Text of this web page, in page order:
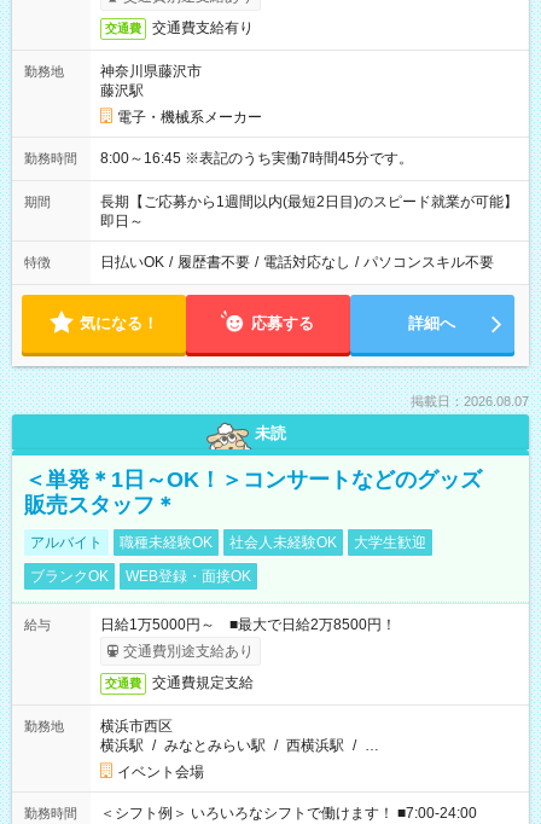
交通費 交通費支給有り
勤務地
神奈川県藤沢市
藤沢駅
電子・機械系メーカー
勤務時間 8:00～16:45 ※表記のうち実働7時間45分です。
期間
長期【ご応募から1週間以内(最短2日目)のスピード就業が可能】
即日～
特徴 日払いOK / 履歴書不要 / 電話対応なし / パソコンスキル不要
気になる！ 応募する 詳細へ
掲載日：2026.08.07
未読
＜単発＊1日～OK！＞コンサートなどのグッズ
販売スタッフ＊
アルバイト 職種未経験OK 社会人未経験OK
大学生歓迎
ブランクOK
WEB登録・面接OK
給与
日給1万5000円～ ■最大で日給2万8500円！
交通費別途支給あり
交通費 交通費規定支給
勤務地
横浜市西区
横浜駅 / みなとみらい駅 / 西横浜駅 / …
イベント会場
勤務時間
＜シフト例＞ いろいろなシフトで働けます！ ■7:00-24:00